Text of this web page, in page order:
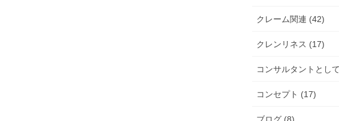
クレーム関連 (42)
クレンリネス (17)
コンサルタントとし
コンセプト (17)